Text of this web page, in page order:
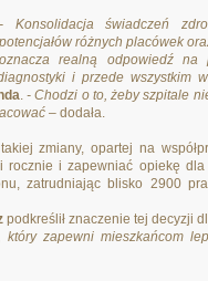
- Konsolidacja świadczeń
potencjałów różnych placówek
oznacza realną odpowiedź na
i przede wszystkim
.- Chodzi o to, żeby szpitale
– dodała.
zmiany, opartej na
i zapewniać opiekę
zatrudniając blisko 2900
podkreślił znaczenie tej decyzji
zapewni mieszkańcom